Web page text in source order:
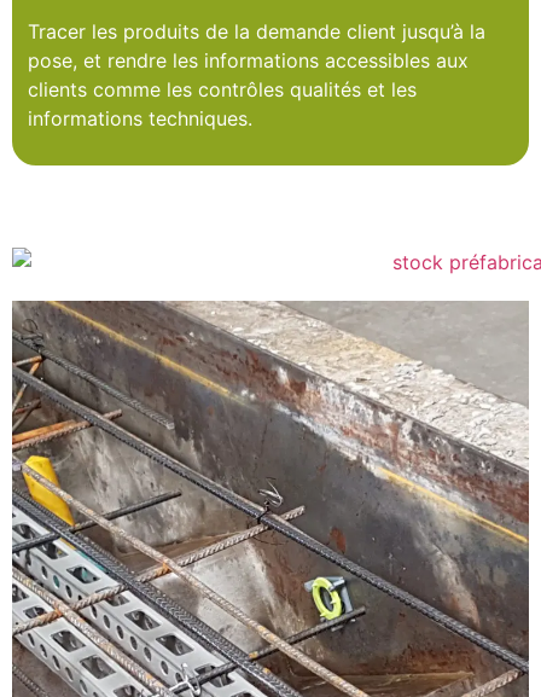
Tracer les produits de la demande client jusqu’à la
pose, et rendre les informations accessibles aux
clients comme les contrôles qualités et les
informations techniques.